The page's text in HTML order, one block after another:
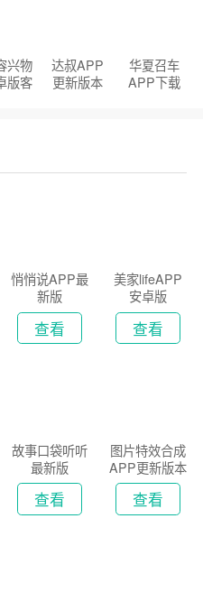
兴物
版客
达叔APP
更新版本
华夏召车
APP下载
悄悄说APP最
新版
查看
美家lifeAPP
安卓版
查看
故事口袋听听
最新版
查看
图片特效合成
APP更新版本
2026
查看